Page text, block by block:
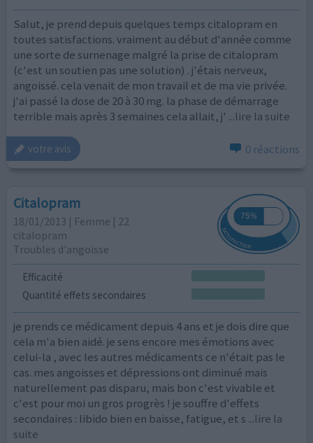
Salut, je prend depuis quelques temps citalopram en
toutes satisfactions. vraiment au début d'année comme
une sorte de surnenage malgré la prise de citalopram
(c'est un soutien pas une solution) . j'étais nerveux,
angoissé. cela venait de mon travail et de ma vie privée.
j'ai passé la dose de 20 à 30 mg. la phase de démarrage
terrible mais après 3 semaines cela allait, j' ...lire la suite
votre avis 0 réactions
Citalopram
18/01/2013 | Femme | 22
citalopram
Troubles d'angoisse
Efficacité
Quantité effets secondaires
je prends ce médicament depuis 4 ans et je dois dire que
cela m'a bien aidé. je sens encore mes émotions avec
celui-la , avec les autres médicaments ce n'était pas le
cas. mes angoisses et dépressions ont diminué mais
naturellement pas disparu, mais bon c'est vivable et
c'est pour moi un gros progrès ! je souffre d'effets
secondaires : libido bien en baisse, fatigue, et s ...lire la
suite